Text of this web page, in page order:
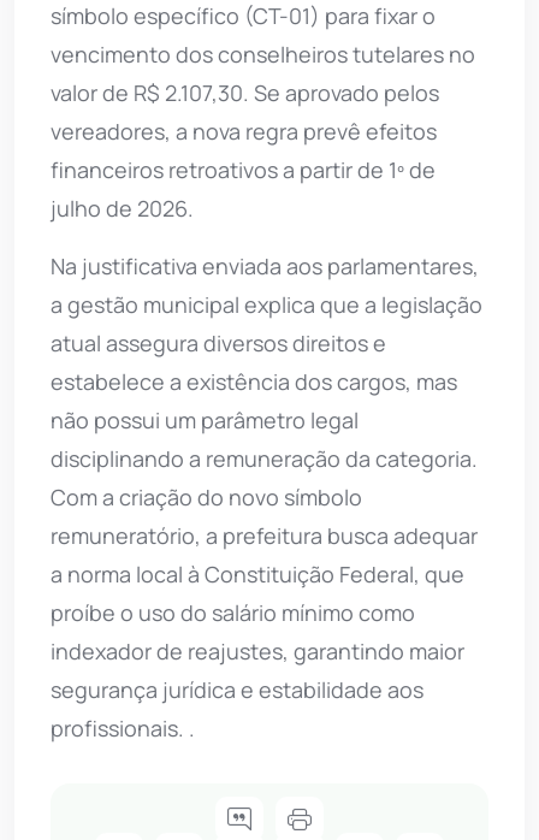
símbolo específico (CT-01) para fixar o
vencimento dos conselheiros tutelares no
valor de R$ 2.107,30. Se aprovado pelos
vereadores, a nova regra prevê efeitos
financeiros retroativos a partir de 1º de
julho de 2026.
Na justificativa enviada aos parlamentares,
a gestão municipal explica que a legislação
atual assegura diversos direitos e
estabelece a existência dos cargos, mas
não possui um parâmetro legal
disciplinando a remuneração da categoria.
Com a criação do novo símbolo
remuneratório, a prefeitura busca adequar
a norma local à Constituição Federal, que
proíbe o uso do salário mínimo como
indexador de reajustes, garantindo maior
segurança jurídica e estabilidade aos
profissionais. .